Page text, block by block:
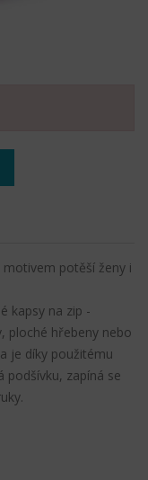
potěší ženy i
kapsy na zip -
ploché hřebeny nebo
je díky použitému
podšívku, zapíná se